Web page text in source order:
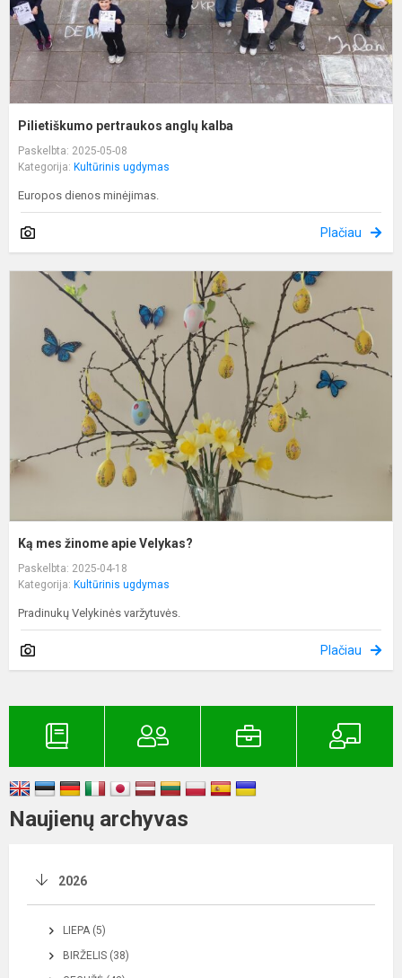
Pilietiškumo pertraukos anglų kalba
Paskelbta: 2025-05-08
Kategorija: Kultūrinis ugdymas
Europos dienos minėjimas.
Plačiau
Ką mes žinome apie Velykas?
Paskelbta: 2025-04-18
Kategorija: Kultūrinis ugdymas
Pradinukų Velykinės varžytuvės.
Plačiau
Naujienų archyvas
2026
LIEPA (5)
BIRŽELIS (38)